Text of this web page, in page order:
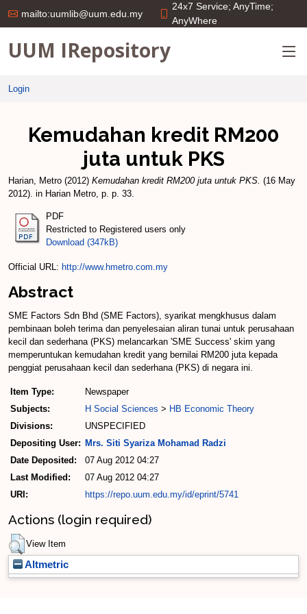
mailto:uumlib@uum.edu.my
24x7 Service; AnyTime;
AnyWhere
UUM IRepository
Login
Kemudahan kredit RM200
juta untuk PKS
Harian, Metro (2012) Kemudahan kredit RM200 juta untuk PKS. (16 May
2012). in Harian Metro, p. p. 33.
PDF
Restricted to Registered users only
Download (347kB)
Official URL: http://www.hmetro.com.my
Abstract
SME Factors Sdn Bhd (SME Factors), syarikat mengkhusus dalam
pembinaan boleh terima dan penyelesaian aliran tunai untuk perusahaan
kecil dan sederhana (PKS) melancarkan 'SME Success' skim yang
memperuntukan kemudahan kredit yang bernilai RM200 juta kepada
penggiat perusahaan kecil dan sederhana (PKS) di negara ini.
Item Type:
Newspaper
Subjects:
H Social Sciences > HB Economic Theory
Divisions:
UNSPECIFIED
Depositing User: Mrs. Siti Syariza Mohamad Radzi
Date Deposited:
07 Aug 2012 04:27
Last Modified:
07 Aug 2012 04:27
URI:
https://repo.uum.edu.my/id/eprint/5741
Actions (login required)
View Item
Altmetric